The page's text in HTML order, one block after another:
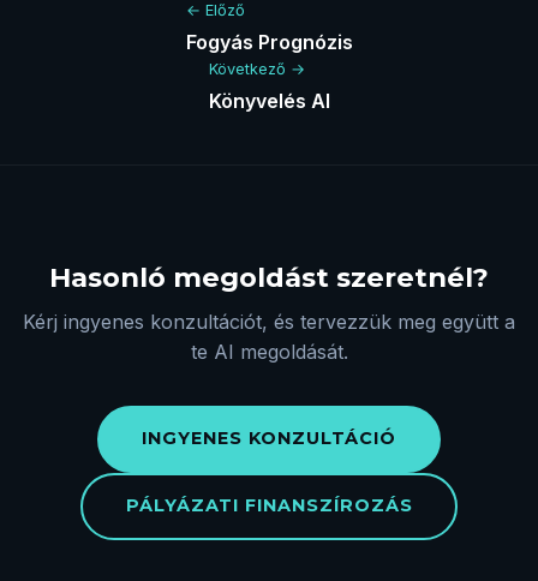
← Előző
Fogyás Prognózis
Következő →
Könyvelés AI
Hasonló megoldást szeretnél?
Kérj ingyenes konzultációt, és tervezzük meg együtt a
te AI megoldását.
INGYENES KONZULTÁCIÓ
PÁLYÁZATI FINANSZÍROZÁS